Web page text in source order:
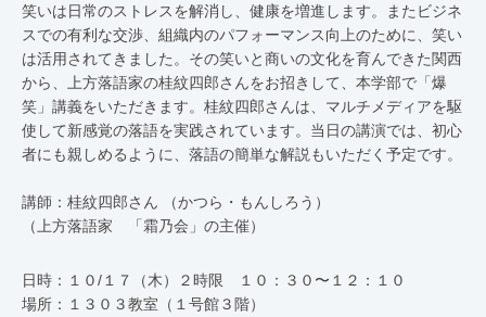
笑いは日常のストレスを解消し、健康を増進します。またビジネ
スでの有利な交渉、組織内のパフォーマンス向上のために、笑い
は活用されてきました。その笑いと商いの文化を育んできた関西
から、上方落語家の桂紋四郎さんをお招きして、本学部で「爆
笑」講義をいただきます。桂紋四郎さんは、マルチメディアを駆
使して新感覚の落語を実践されています。当日の講演では、初心
者にも親しめるように、落語の簡単な解説もいただく予定です。
講師：桂紋四郎さん （かつら・もんしろう）
（上方落語家 「霜乃会」の主催）
日時：１０/１７（木）２時限 １０：３０〜１２：１０
場所：１３０３教室（１号館３階）